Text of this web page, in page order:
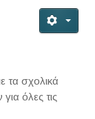
τα σχολικά
όλες τις